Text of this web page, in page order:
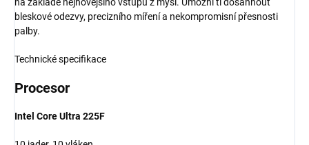
bleskové odezvy, precizního míření a nekompromisní přesnosti
palby.
Technické specifikace
Procesor
Intel Core Ultra 225F